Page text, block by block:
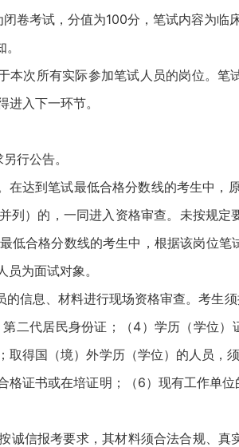
考试，分值为100分，笔试内容为临床
次所有实际参加笔试人员的岗位。笔
入下一环节。
行公告。
达到笔试最低合格分数线的考生中，
列）的，一同进入资格审查。未按规
低合格分数线的考生中，根据该岗位
为面试对象。
息、材料进行现场资格审查。考生
二代居民身份证；（4）学历（学位
得国（境）外学历（学位）的人员，
格证书或在培证明；（6）现有工作单
信报考要求，其材料须合法合规、真